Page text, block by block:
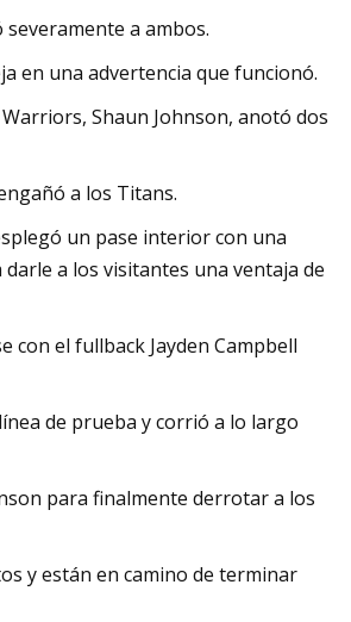
a ambos.
en una advertencia que funcionó.
Shaun Johnson, anotó dos
a los Titans.
un pase interior con una
a los visitantes una ventaja de
con el fullback Jayden Campbell
de prueba y corrió a lo largo
para finalmente derrotar a los
y están en camino de terminar